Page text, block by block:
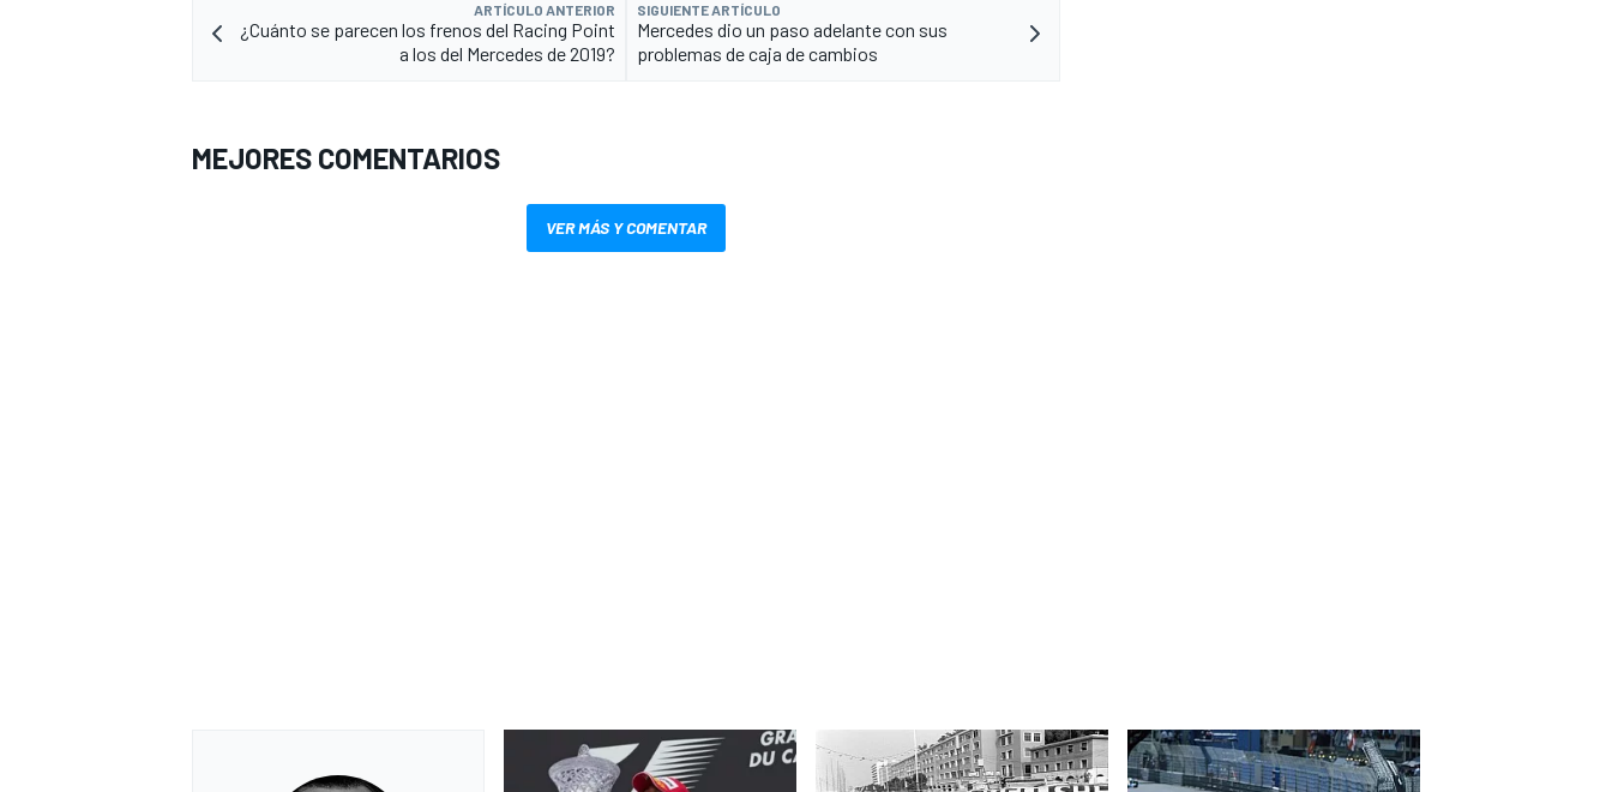
ARTÍCULO ANTERIOR
¿Cuánto se parecen los frenos del Racing Point
a los del Mercedes de 2019?
SIGUIENTE ARTÍCULO
Mercedes dio un paso adelante con sus
problemas de caja de cambios
MEJORES COMENTARIOS
VER MÁS Y COMENTAR